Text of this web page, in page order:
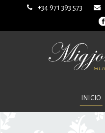
+34 971 393 573
INICIO